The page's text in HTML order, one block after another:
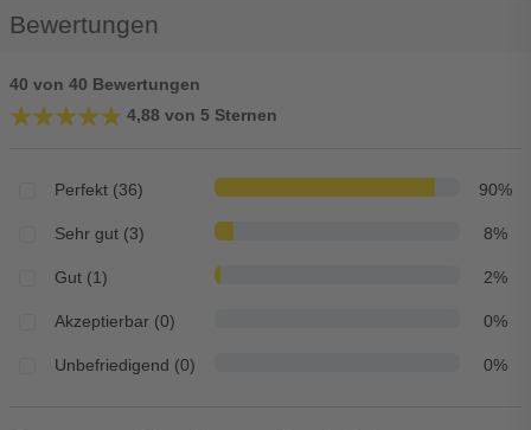
Bewertungen
40 von 40 Bewertungen
★★★★★
★★★★★ 4,88 von 5 Sternen
Perfekt (36) 90%
Sehr gut (3) 8%
Gut (1) 2%
Akzeptierbar (0) 0%
Unbefriedigend (0) 0%